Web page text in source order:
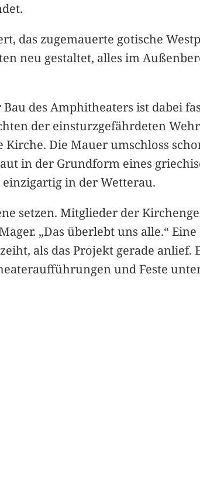
das zugemauerte gotische
neu gestaltet, alles im
des Amphitheaters ist dabei
der einsturzgefährdeten
Die Mauer umschloss
in der Grundform eines
in der Wetterau.
setzen. Mitglieder der
„Das überlebt uns alle.“
als das Projekt gerade anlief.
und Feste